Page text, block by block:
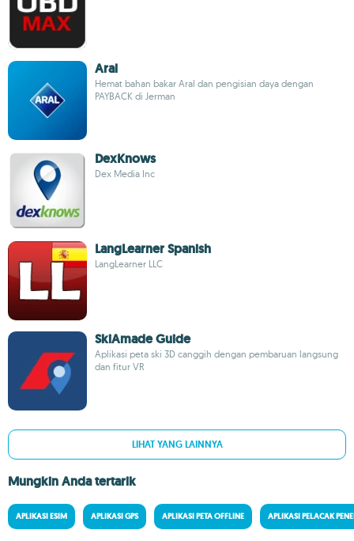
Aral
Hemat bahan bakar Aral dan pengisian daya dengan
PAYBACK di Jerman
DexKnows
Dex Media Inc
LangLearner Spanish
LangLearner LLC
SkiAmade Guide
Aplikasi peta ski 3D canggih dengan pembaruan langsung
dan fitur VR
LIHAT YANG LAINNYA
Mungkin Anda tertarik
APLIKASI ESIM APLIKASI GPS APLIKASI PETA OFFLINE APLIKASI PELACAK